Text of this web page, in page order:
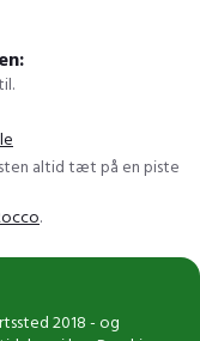
altid tæt på en piste
.
2018 - og